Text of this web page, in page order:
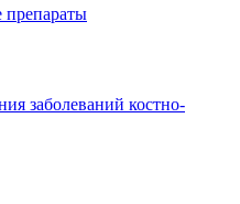
препараты
заболеваний костно-